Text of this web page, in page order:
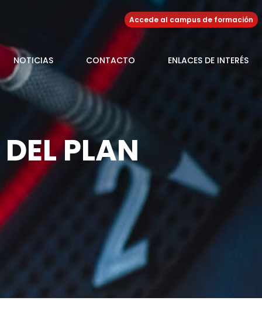
Accede al campus de formación
NOTICIAS CONTACTO ENLACES DE INTERÉS
PLAN